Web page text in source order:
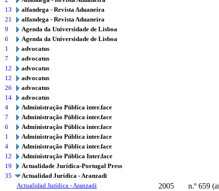
13
alfandega - Revista Aduaneira
21
alfandega - Revista Aduaneira
9
Agenda da Universidade de Lisboa
6
Agenda da Universidade de Lisboa
1
advocatus
7
advocatus
12
advocatus
12
advocatus
26
advocatus
14
advocatus
4
Administração Pública inter.face
7
Administração Pública inter.face
6
Administração Pública inter.face
1
Administração Pública inter.face
4
Administração Pública inter.face
12
Administração Pública Inter.face
19
Actualidade Jurídica-Portugal Press
35
Actualidad Jurídica - Aranzadi
Actualidad Jurídica - Aranzadi
2005 n.º 659